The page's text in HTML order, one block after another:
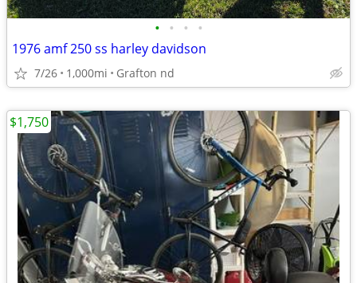
• • • •
1976 amf 250 ss harley davidson
7/26 1,000mi Grafton nd
$1,750